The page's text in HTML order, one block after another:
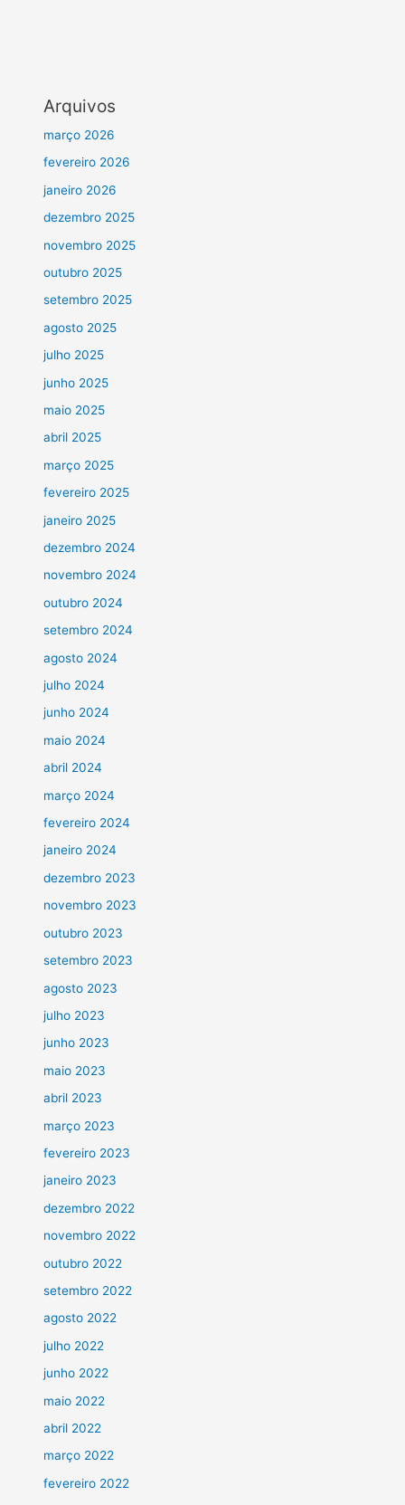
Arquivos
março 2026
fevereiro 2026
janeiro 2026
dezembro 2025
novembro 2025
outubro 2025
setembro 2025
agosto 2025
julho 2025
junho 2025
maio 2025
abril 2025
março 2025
fevereiro 2025
janeiro 2025
dezembro 2024
novembro 2024
outubro 2024
setembro 2024
agosto 2024
julho 2024
junho 2024
maio 2024
abril 2024
março 2024
fevereiro 2024
janeiro 2024
dezembro 2023
novembro 2023
outubro 2023
setembro 2023
agosto 2023
julho 2023
junho 2023
maio 2023
abril 2023
março 2023
fevereiro 2023
janeiro 2023
dezembro 2022
novembro 2022
outubro 2022
setembro 2022
agosto 2022
julho 2022
junho 2022
maio 2022
abril 2022
março 2022
fevereiro 2022